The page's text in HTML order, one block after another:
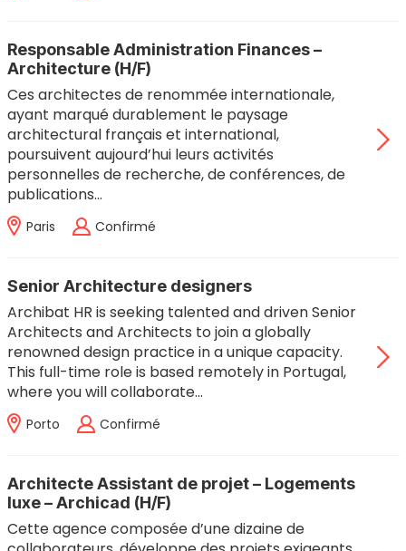
Responsable Administration Finances –
Architecture (H/F)
Ces architectes de renommée internationale,
ayant marqué durablement le paysage
architectural français et international,
poursuivent aujourd’hui leurs activités
personnelles de recherche, de conférences, de
publications…
Paris Confirmé
Senior Architecture designers
Archibat HR is seeking talented and driven Senior
Architects and Architects to join a globally
renowned design practice in a unique capacity.
This full-time role is based remotely in Portugal,
where you will collaborate…
Porto Confirmé
Architecte Assistant de projet – Logements
luxe – Archicad (H/F)
Cette agence composée d’une dizaine de